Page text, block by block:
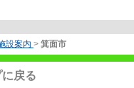
設案内 > 箕面市
戻る